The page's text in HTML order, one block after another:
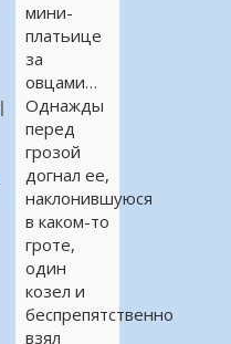
мини-
платьице
за
овцами…
Однажды
перед
грозой
догнал ее,
наклонившуюся
в каком-то
гроте,
один
козел и
беспрепятственно
взял
|